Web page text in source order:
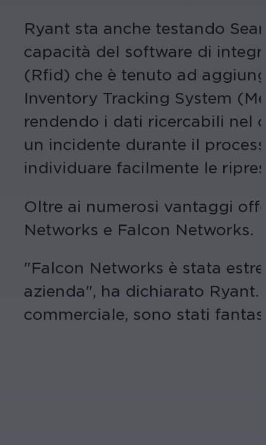
Ryant sta anche testando
capacità del software di
(Rfid) che è tenuto ad
Inventory Tracking System
rendendo i dati ricercabili nel
un incidente durante il
individuare facilmente le
Oltre ai numerosi vantaggi
Networks e Falcon Networks.
"Falcon Networks è stata
azienda", ha dichiarato
commerciale, sono stati